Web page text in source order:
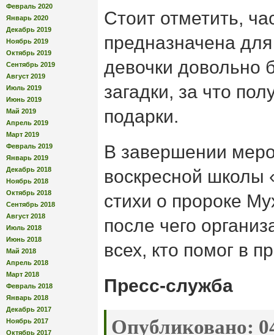
Февраль 2020
Январь 2020
Декабрь 2019
Ноябрь 2019
Октябрь 2019
Сентябрь 2019
Август 2019
Июль 2019
Июнь 2019
Май 2019
Апрель 2019
Март 2019
Февраль 2019
Январь 2019
Декабрь 2018
Ноябрь 2018
Октябрь 2018
Сентябрь 2018
Август 2018
Июль 2018
Июнь 2018
Май 2018
Апрель 2018
Март 2018
Февраль 2018
Январь 2018
Декабрь 2017
Ноябрь 2017
Октябрь 2017
Стоит отметить,
предназначена
девочки довольно
загадки, за что
подарки.
В завершении
воскресной школы
стихи о пророке
после чего
всех, кто помог в
Пресс-служба
Опубликовано: